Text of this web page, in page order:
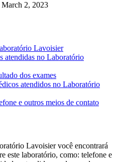
2, 2023
Lavoisier
atendidas no Laboratório
dos exames
atendidos no Laboratório
e outros meios de contato
Lavoisier você encontrará
este laboratório, como: telefone e